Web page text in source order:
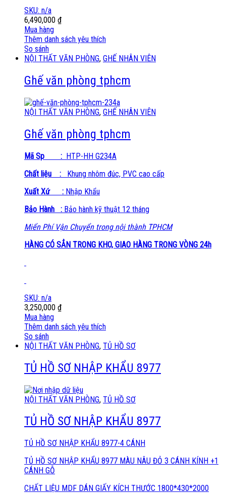
SKU: n/a
6,490,000 ₫
Mua hàng
Thêm danh sách yêu thích
So sánh
NỘI THẤT VĂN PHÒNG, GHẾ NHÂN VIÊN
Ghế văn phòng tphcm
NỘI THẤT VĂN PHÒNG, GHẾ NHÂN VIÊN
Ghế văn phòng tphcm
Mã Sp : HTP-HH G234A
Chất liệu :
Khung nhôm đúc, PVC cao cấp
Xuất Xứ
: Nhập Khẩu
Bảo Hành
: Bảo hành kỹ thuật 12 tháng
Miển Phí Vận Chuyển trong nội thành TPHCM
HÀNG CÓ SẲN TRONG KHO, GIAO HÀNG TRONG VÒNG 24h
SKU: n/a
3,250,000 ₫
Mua hàng
Thêm danh sách yêu thích
So sánh
NỘI THẤT VĂN PHÒNG, TỦ HỒ SƠ
TỦ HỒ SƠ NHẬP KHẨU 8977
NỘI THẤT VĂN PHÒNG, TỦ HỒ SƠ
TỦ HỒ SƠ NHẬP KHẨU 8977
TỦ HỒ SƠ NHẬP KHẨU 8977-4 CÁNH
TỦ HỒ SƠ NHẬP KHẨU 8977 MÀU NÂU ĐỎ 3 CÁNH KÍNH +1
CÁNH GỖ
CHẤT LIỆU MDF DÁN GIẤY KÍCH THƯỚC 1800*430*2000